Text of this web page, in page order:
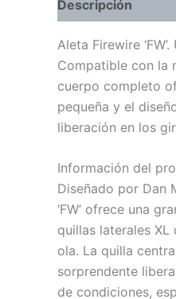
Descripción
Aleta Firewire
Compatible con la
cuerpo completo
pequeña y el
liberación en los
Información del
Diseñado por Dan
‘FW’ ofrece una
quillas laterales
ola. La quilla
sorprendente
de condiciones,